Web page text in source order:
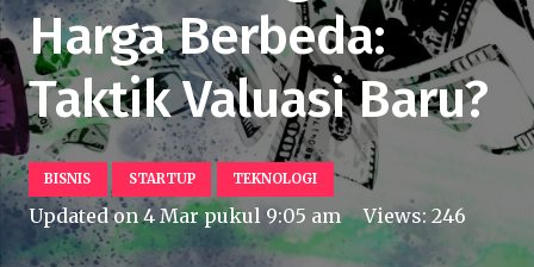
Harga Berbeda:
Taktik Valuasi Baru?
BISNIS STARTUP TEKNOLOGI
Updated on4 Mar pukul 9:05 am Views:246